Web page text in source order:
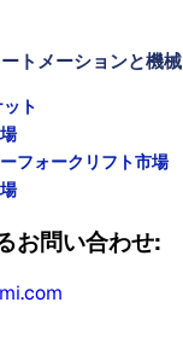
トメーションと機械
ト
フォークリフト市場
お問い合わせ: